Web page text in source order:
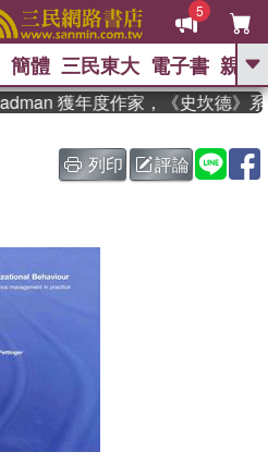
5
GO
The Odyssey 、 父親節 、 如果歷
史是一群喵 、 暑期推薦 、 國際布克
大的迷走神經
簡體 三民東大 電子書 親子
獲年度作家，《史坎德》系
列印
評論